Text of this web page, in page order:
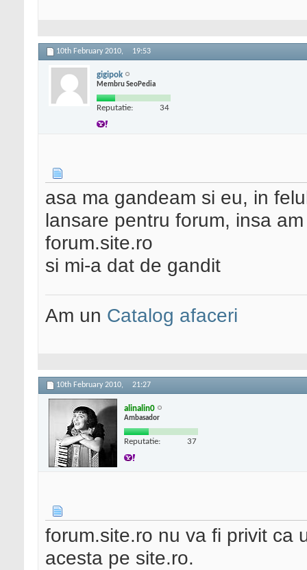
10th February 2010, 19:53
gigipok
Membru SeoPedia
Reputatie: 34
asa ma gandeam si eu, in
lansare pentru forum, insa
forum.site.ro
si mi-a dat de gandit
Am un Catalog afaceri
10th February 2010, 21:27
alinalin0
Ambasador
Reputatie: 37
forum.site.ro nu va fi privit ca
acesta pe site.ro.